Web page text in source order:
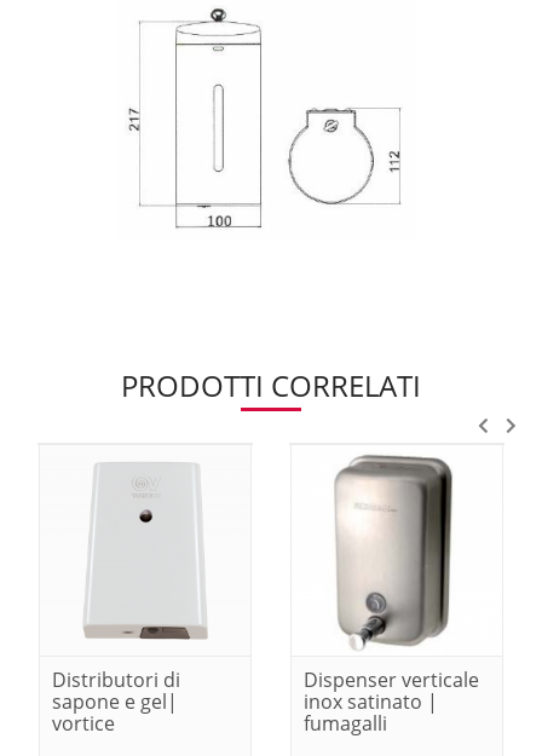
PRODOTTI CORRELATI
Distributori di
sapone e gel|
vortice
Dispenser verticale
inox satinato |
fumagalli